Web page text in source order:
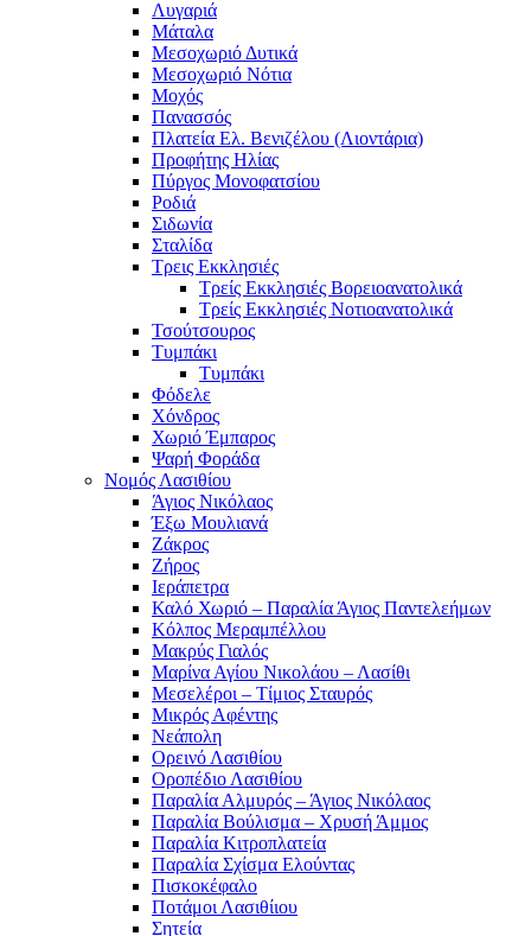
Λυγαριά
Μάταλα
Μεσοχωριό Δυτικά
Μεσοχωριό Νότια
Μοχός
Πανασσός
Πλατεία Ελ. Βενιζέλου (Λιοντάρια)
Προφήτης Ηλίας
Πύργος Μονοφατσίου
Ροδιά
Σιδωνία
Σταλίδα
Τρεις Εκκλησιές
Τρείς Εκκλησιές Βορειοανατολικά
Τρείς Εκκλησιές Νοτιοανατολικά
Τσούτσουρος
Τυμπάκι
Τυμπάκι
Φόδελε
Χόνδρος
Χωριό Έμπαρος
Ψαρή Φοράδα
Νομός Λασιθίου
Άγιος Νικόλαος
Έξω Μουλιανά
Ζάκρος
Ζήρος
Ιεράπετρα
Καλό Χωριό – Παραλία Άγιος Παντελεήμων
Κόλπος Μεραμπέλλου
Μακρύς Γιαλός
Μαρίνα Αγίου Νικολάου – Λασίθι
Μεσελέροι – Τίμιος Σταυρός
Μικρός Αφέντης
Νεάπολη
Ορεινό Λασιθίου
Οροπέδιο Λασιθίου
Παραλία Αλμυρός – Άγιος Νικόλαος
Παραλία Βούλισμα – Χρυσή Άμμος
Παραλία Κιτροπλατεία
Παραλία Σχίσμα Ελούντας
Πισκοκέφαλο
Ποτάμοι Λασιθίιου
Σητεία